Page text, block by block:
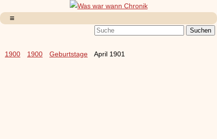
1900 1900 Geburtstage April 1901